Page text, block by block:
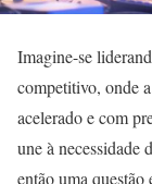
Imagine-se
competitivo, onde
acelerado e com
une à necessidade
então uma questão